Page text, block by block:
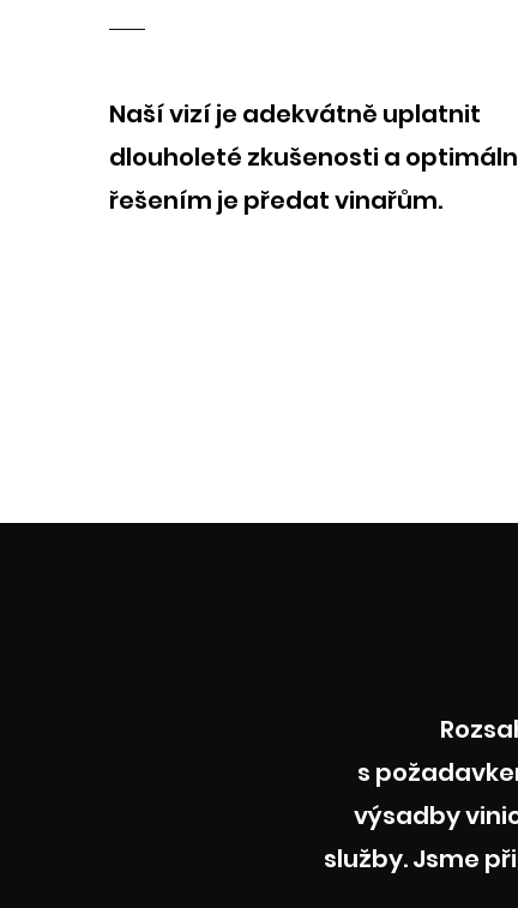
Naší vizí je adekvátně uplatnit
dlouholeté zkušenosti a
řešením je předat vinařům.
s
výsadby
služby. Jsme